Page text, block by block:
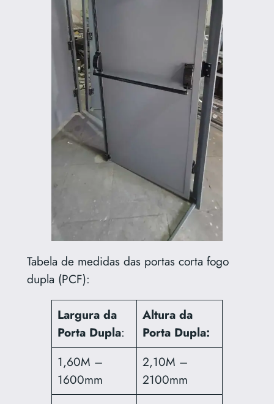
Tabela de medidas das portas corta fogo
dupla (PCF):
Largura da
Porta Dupla:
Altura da
Porta Dupla:
1,60M –
1600mm
2,10M –
2100mm